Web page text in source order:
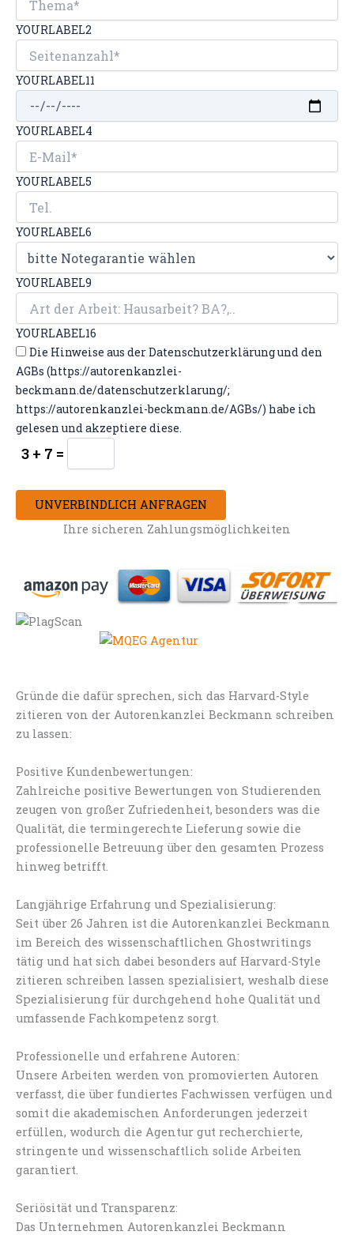
YOURLABEL2
YOURLABEL11
YOURLABEL4
YOURLABEL5
YOURLABEL6
YOURLABEL9
YOURLABEL16
Die Hinweise aus der Datenschutzerklärung und den
AGBs (https://autorenkanzlei-
beckmann.de/datenschutzerklarung/;
https://autorenkanzlei-beckmann.de/AGBs/) habe ich
gelesen und akzeptiere diese.
3 + 7 =
UNVERBINDLICH ANFRAGEN
Ihre sicheren Zahlungsmöglichkeiten
Gründe die dafür sprechen, sich das Harvard-Style
zitieren von der Autorenkanzlei Beckmann schreiben
zu lassen:
Positive Kundenbewertungen:
Zahlreiche positive Bewertungen von Studierenden
zeugen von großer Zufriedenheit, besonders was die
Qualität, die termingerechte Lieferung sowie die
professionelle Betreuung über den gesamten Prozess
hinweg betrifft.
Langjährige Erfahrung und Spezialisierung:
Seit über 26 Jahren ist die Autorenkanzlei Beckmann
im Bereich des wissenschaftlichen Ghostwritings
tätig und hat sich dabei besonders auf Harvard-Style
zitieren schreiben lassen spezialisiert, weshalb diese
Spezialisierung für durchgehend hohe Qualität und
umfassende Fachkompetenz sorgt.
Professionelle und erfahrene Autoren:
Unsere Arbeiten werden von promovierten Autoren
verfasst, die über fundiertes Fachwissen verfügen und
somit die akademischen Anforderungen jederzeit
erfüllen, wodurch die Agentur gut recherchierte,
stringente und wissenschaftlich solide Arbeiten
garantiert.
Seriösität und Transparenz:
Das Unternehmen Autorenkanzlei Beckmann